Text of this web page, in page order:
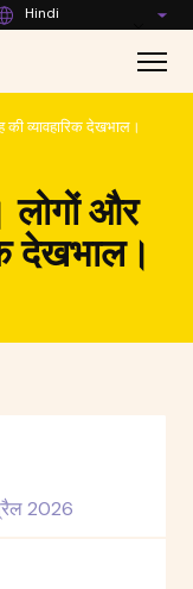
Hindi
व्यावहारिक देखभाल।
और
देखभाल।
2026